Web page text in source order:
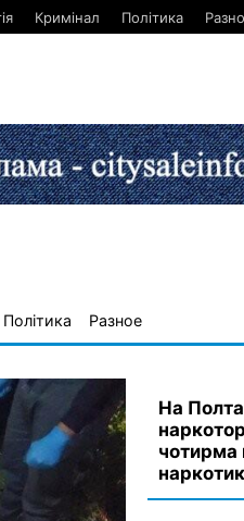
Кримінал Політика
Політика Разное
На
чотирма